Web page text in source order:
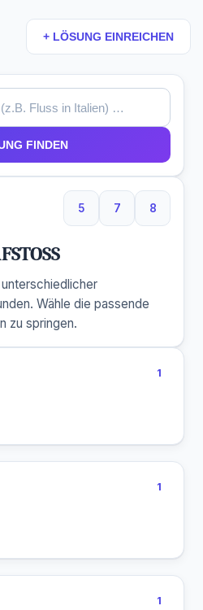
+ LÖSUNG EINREICHEN
FINDEN
5
5 Buchstaben
7
7 Buchstaben
8
8
Wähle die passende
zu springen.
1
1
1